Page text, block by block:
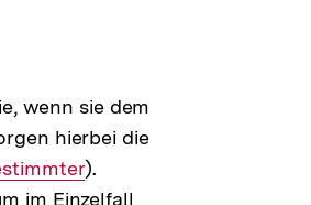
wenn sie dem
hierbei dieInterner
).
im Einzelfall